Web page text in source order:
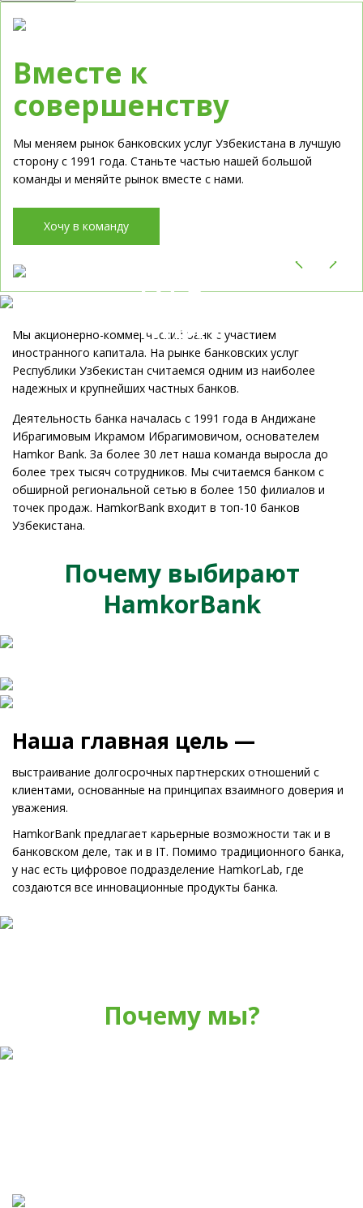
Вместе к
совершенству
Мы меняем рынок банковских услуг Узбекистана в лучшую
сторону с 1991 года. Станьте частью нашей большой
команды и меняйте рынок вместе с нами.
Хочу в команду
Кто
мы?
Мы акционерно-коммерческий банк с участием
иностранного капитала. На рынке банковских услуг
Республики Узбекистан считаемся одним из наиболее
надежных и крупнейших частных банков.
Деятельность банка началась с 1991 года в Андижане
Ибрагимовым Икрамом Ибрагимовичом, основателем
Hamkor Bank. За более 30 лет наша команда выросла до
более трех тысяч сотрудников. Мы считаемся банком с
обширной региональной сетью в более 150 филиалов и
точек продаж. HamkorBank входит в топ-10 банков
Узбекистана.
Почему выбирают
HamkorBank
Наша главная цель —
выстраивание долгосрочных партнерскиx отношений с
клиентами, основанные на принципах взаимного доверия и
уважения.
HamkorBank предлагает карьерные возможности так и в
банковском деле, так и в IT. Помимо традиционного банка,
у нас есть цифровое подразделение HamkorLab, где
создаются все инновационные продукты банка.
Почему мы?